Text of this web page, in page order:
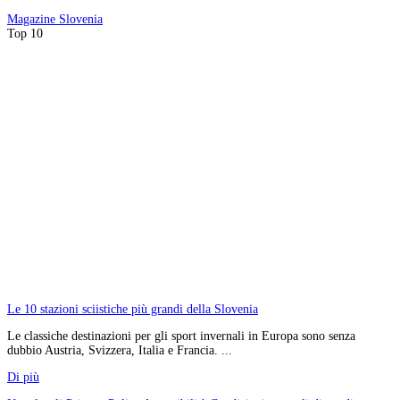
Magazine Slovenia
Top 10
Le 10 stazioni sciistiche più grandi della Slovenia
Le classiche destinazioni per gli sport invernali in Europa sono senza
dubbio Austria, Svizzera, Italia e Francia. ...
Di più